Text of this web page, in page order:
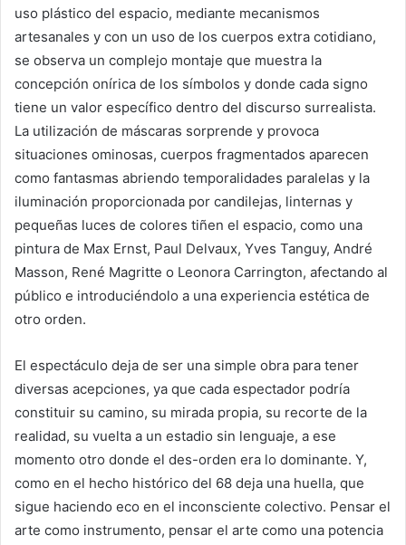
uso plástico del espacio, mediante mecanismos
artesanales y con un uso de los cuerpos extra cotidiano,
se observa un complejo montaje que muestra la
concepción onírica de los símbolos y donde cada signo
tiene un valor específico dentro del discurso surrealista.
La utilización de máscaras sorprende y provoca
situaciones ominosas, cuerpos fragmentados aparecen
como fantasmas abriendo temporalidades paralelas y la
iluminación proporcionada por candilejas, linternas y
pequeñas luces de colores tiñen el espacio, como una
pintura de Max Ernst, Paul Delvaux, Yves Tanguy, André
Masson, René Magritte o Leonora Carrington, afectando al
público e introduciéndolo a una experiencia estética de
otro orden.
El espectáculo deja de ser una simple obra para tener
diversas acepciones, ya que cada espectador podría
constituir su camino, su mirada propia, su recorte de la
realidad, su vuelta a un estadio sin lenguaje, a ese
momento otro donde el des-orden era lo dominante. Y,
como en el hecho histórico del 68 deja una huella, que
sigue haciendo eco en el inconsciente colectivo. Pensar el
arte como instrumento, pensar el arte como una potencia